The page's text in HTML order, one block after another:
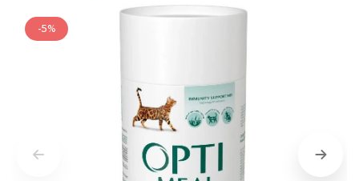
-5%